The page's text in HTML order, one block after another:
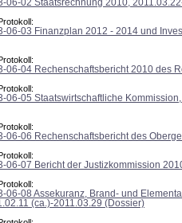
06-02 Staatsrechnung 2010,
06-03 Finanzplan 2012 - 2014 und
06-04 Rechenschaftsbericht 2010 des
06-05 Staatswirtschaftliche
06-06 Rechenschaftsbericht des
06-07 Bericht der Justizkommission
06-08 Assekuranz, Brand- und
(ca.)-2011.03.29 (Dossier)